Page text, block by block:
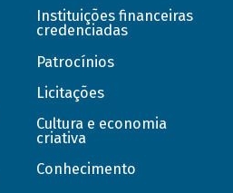
Instituições financeiras
credenciadas
Patrocínios
Licitações
Cultura e economia
criativa
Conhecimento